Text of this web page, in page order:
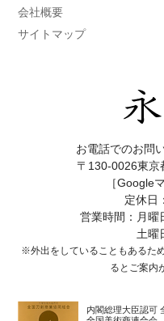
会社概要
サイトマップ
お電話でのお問
〒130-0026東京
［Google
定休日
営業時間：月
土
※外出をしていることもあるた
ると ご案内
内閣総理大臣認可